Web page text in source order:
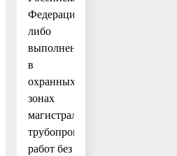
Федерации,
либо
выполнение
в
охранных
зонах
магистральных
трубопроводов
работ без